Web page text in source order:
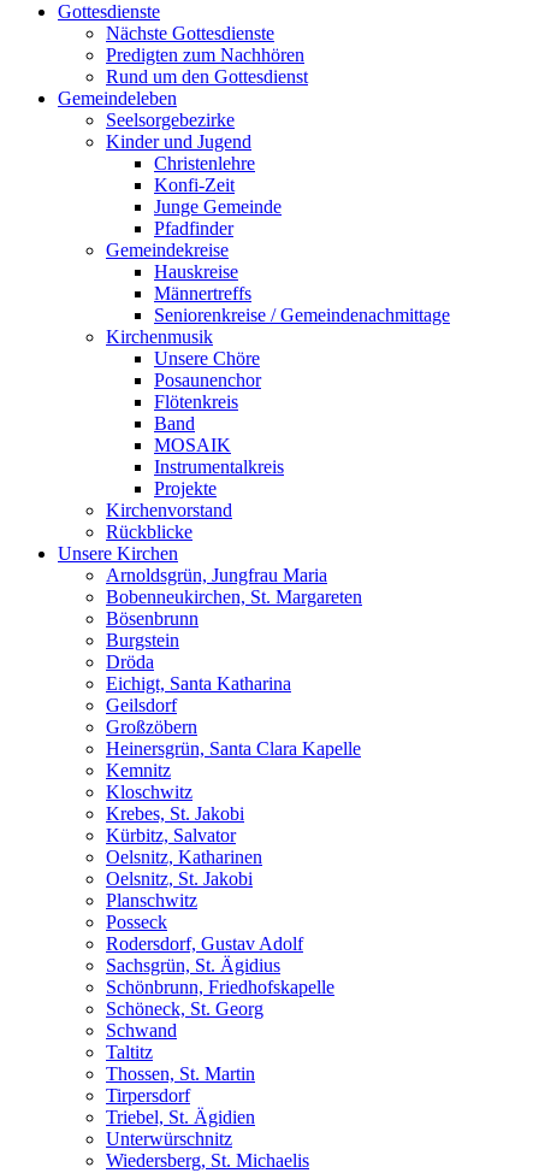
Gottesdienste
Nächste Gottesdienste
Predigten zum Nachhören
Rund um den Gottesdienst
Gemeindeleben
Seelsorgebezirke
Kinder und Jugend
Christenlehre
Konfi-Zeit
Junge Gemeinde
Pfadfinder
Gemeindekreise
Hauskreise
Männertreffs
Seniorenkreise / Gemeindenachmittage
Kirchenmusik
Unsere Chöre
Posaunenchor
Flötenkreis
Band
MOSAIK
Instrumentalkreis
Projekte
Kirchenvorstand
Rückblicke
Unsere Kirchen
Arnoldsgrün, Jungfrau Maria
Bobenneukirchen, St. Margareten
Bösenbrunn
Burgstein
Dröda
Eichigt, Santa Katharina
Geilsdorf
Großzöbern
Heinersgrün, Santa Clara Kapelle
Kemnitz
Kloschwitz
Krebes, St. Jakobi
Kürbitz, Salvator
Oelsnitz, Katharinen
Oelsnitz, St. Jakobi
Planschwitz
Posseck
Rodersdorf, Gustav Adolf
Sachsgrün, St. Ägidius
Schönbrunn, Friedhofskapelle
Schöneck, St. Georg
Schwand
Taltitz
Thossen, St. Martin
Tirpersdorf
Triebel, St. Ägidien
Unterwürschnitz
Wiedersberg, St. Michaelis